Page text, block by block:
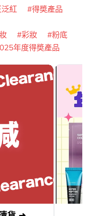
紅
得奬產品
彩妝
粉底
年度得奬產品